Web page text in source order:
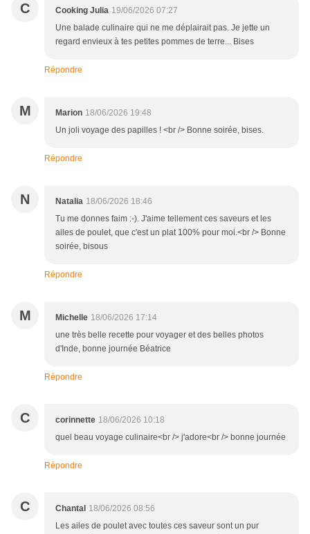
C Cooking Julia 19/06/2026 07:27
Une balade culinaire qui ne me déplairait pas. Je jette un
regard envieux à tes petites pommes de terre... Bises
Répondre
M Marion 18/06/2026 19:48
Un joli voyage des papilles ! <br /> Bonne soirée, bises.
Répondre
N Natalia 18/06/2026 18:46
Tu me donnes faim :-). J'aime tellement ces saveurs et les
ailes de poulet, que c'est un plat 100% pour moi.<br /> Bonne
soirée, bisous
Répondre
M Michelle 18/06/2026 17:14
une très belle recette pour voyager et des belles photos
d'Inde, bonne journée Béatrice
Répondre
C corinnette 18/06/2026 10:18
quel beau voyage culinaire<br /> j'adore<br /> bonne journée
Répondre
C Chantal 18/06/2026 08:56
Les ailes de poulet avec toutes ces saveur sont un pur